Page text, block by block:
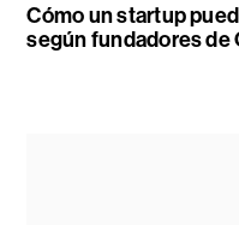
Cómo un startup
según fundadores de